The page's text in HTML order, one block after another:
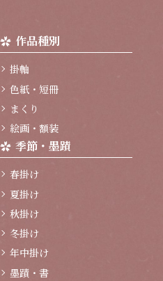
作品種別
掛軸
色紙・短冊
まくり
絵画・額装
季節・墨蹟
春掛け
夏掛け
秋掛け
冬掛け
年中掛け
墨蹟・書